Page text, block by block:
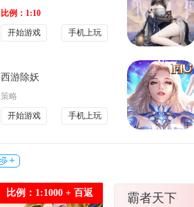
比例：1:10
开始游戏
手机上玩
西游除妖
策略
开始游戏
手机上玩
比例：1:1000 + 百返 霸者天下